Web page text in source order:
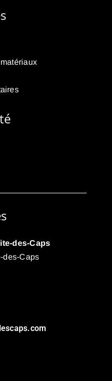
des-Caps
des-Caps